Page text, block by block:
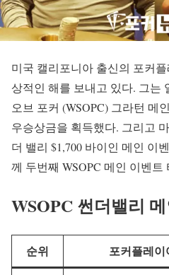
미국 캘리포니아 출신의 포커
상적인 해를 보내고 있다. 그는
오브 포커 (WSOPC) 그라턴 메
우승상금을 획득했다. 그리고
더 밸리 $1,700 바이인 메인 이
께 두번째 WSOPC 메인 이벤
WSOPC 썬더밸리
순위 포커플레이